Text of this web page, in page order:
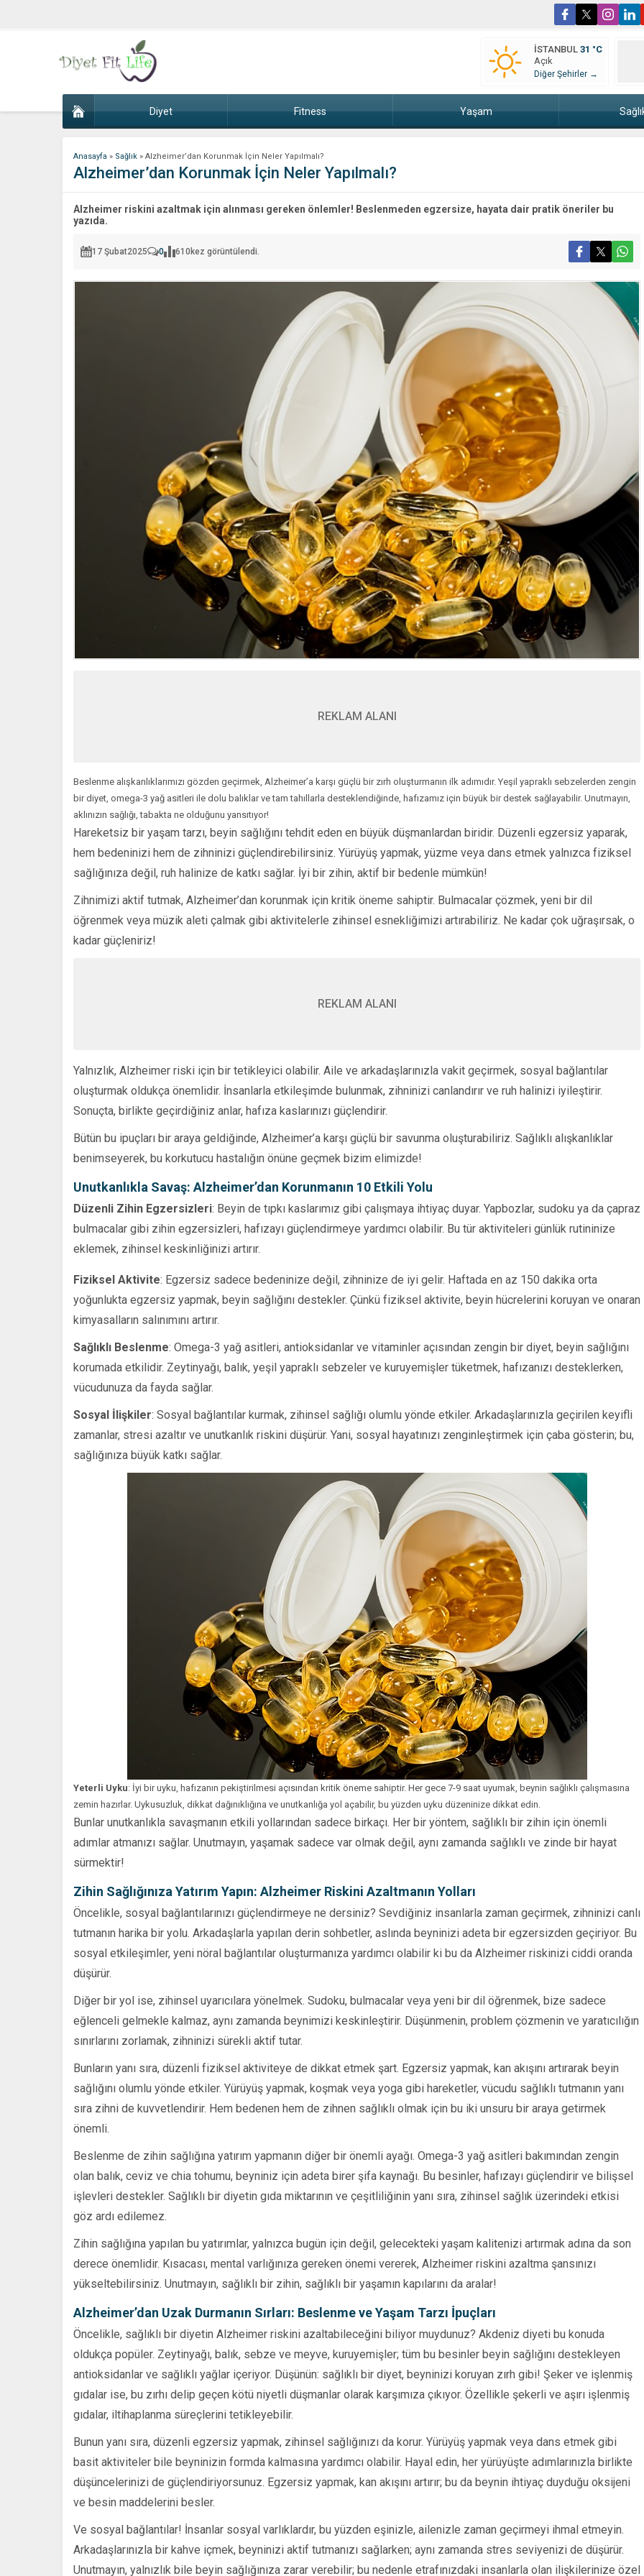
İSTANBUL 31 °C
Açık
Diğer Şehirler →
Diyet Fitness Yaşam
Anasayfa » Sağlık » Alzheimer’dan Korunmak İçin Neler Yapılmalı?
Alzheimer’dan Korunmak İçin Neler Yapılmalı?
Alzheimer riskini azaltmak için alınması gereken önlemler! Beslenmeden egzersize, hayata dair pratik öneriler bu
yazıda.
17 Şubat2025 0 610 kez görüntülendi.
REKLAM ALANI
Beslenme alışkanlıklarımızı gözden geçirmek, Alzheimer’a karşı güçlü bir zırh oluşturmanın ilk adımıdır. Yeşil yapraklı sebzelerden zengin
bir diyet, omega-3 yağ asitleri ile dolu balıklar ve tam tahıllarla desteklendiğinde, hafızamız için büyük bir destek sağlayabilir. Unutmayın,
aklınızın sağlığı, tabakta ne olduğunu yansıtıyor!
Hareketsiz bir yaşam tarzı, beyin sağlığını tehdit eden en büyük düşmanlardan biridir. Düzenli egzersiz yaparak,
hem bedeninizi hem de zihninizi güçlendirebilirsiniz. Yürüyüş yapmak, yüzme veya dans etmek yalnızca fiziksel
sağlığınıza değil, ruh halinize de katkı sağlar. İyi bir zihin, aktif bir bedenle mümkün!
Zihnimizi aktif tutmak, Alzheimer’dan korunmak için kritik öneme sahiptir. Bulmacalar çözmek, yeni bir dil
öğrenmek veya müzik aleti çalmak gibi aktivitelerle zihinsel esnekliğimizi artırabiliriz. Ne kadar çok uğraşırsak, o
kadar güçleniriz!
REKLAM ALANI
Yalnızlık, Alzheimer riski için bir tetikleyici olabilir. Aile ve arkadaşlarınızla vakit geçirmek, sosyal bağlantılar
oluşturmak oldukça önemlidir. İnsanlarla etkileşimde bulunmak, zihninizi canlandırır ve ruh halinizi iyileştirir.
Sonuçta, birlikte geçirdiğiniz anlar, hafıza kaslarınızı güçlendirir.
Bütün bu ipuçları bir araya geldiğinde, Alzheimer’a karşı güçlü bir savunma oluşturabiliriz. Sağlıklı alışkanlıklar
benimseyerek, bu korkutucu hastalığın önüne geçmek bizim elimizde!
Unutkanlıkla Savaş: Alzheimer’dan Korunmanın 10 Etkili Yolu
Düzenli Zihin Egzersizleri: Beyin de tıpkı kaslarımız gibi çalışmaya ihtiyaç duyar. Yapbozlar, sudoku ya da çapraz
bulmacalar gibi zihin egzersizleri, hafızayı güçlendirmeye yardımcı olabilir. Bu tür aktiviteleri günlük rutininize
eklemek, zihinsel keskinliğinizi artırır.
Fiziksel Aktivite: Egzersiz sadece bedeninize değil, zihninize de iyi gelir. Haftada en az 150 dakika orta
yoğunlukta egzersiz yapmak, beyin sağlığını destekler. Çünkü fiziksel aktivite, beyin hücrelerini koruyan ve onaran
kimyasalların salınımını artırır.
Sağlıklı Beslenme: Omega-3 yağ asitleri, antioksidanlar ve vitaminler açısından zengin bir diyet, beyin sağlığını
korumada etkilidir. Zeytinyağı, balık, yeşil yapraklı sebzeler ve kuruyemişler tüketmek, hafızanızı desteklerken,
vücudunuza da fayda sağlar.
Sosyal İlişkiler: Sosyal bağlantılar kurmak, zihinsel sağlığı olumlu yönde etkiler. Arkadaşlarınızla geçirilen keyifli
zamanlar, stresi azaltır ve unutkanlık riskini düşürür. Yani, sosyal hayatınızı zenginleştirmek için çaba gösterin; bu,
sağlığınıza büyük katkı sağlar.
Yeterli Uyku: İyi bir uyku, hafızanın pekiştirilmesi açısından kritik öneme sahiptir. Her gece 7-9 saat uyumak, beynin sağlıklı çalışmasına
zemin hazırlar. Uykusuzluk, dikkat dağınıklığına ve unutkanlığa yol açabilir, bu yüzden uyku düzeninize dikkat edin.
Bunlar unutkanlıkla savaşmanın etkili yollarından sadece birkaçı. Her bir yöntem, sağlıklı bir zihin için önemli
adımlar atmanızı sağlar. Unutmayın, yaşamak sadece var olmak değil, aynı zamanda sağlıklı ve zinde bir hayat
sürmektir!
Zihin Sağlığınıza Yatırım Yapın: Alzheimer Riskini Azaltmanın Yolları
Öncelikle, sosyal bağlantılarınızı güçlendirmeye ne dersiniz? Sevdiğiniz insanlarla zaman geçirmek, zihninizi canlı
tutmanın harika bir yolu. Arkadaşlarla yapılan derin sohbetler, aslında beyninizi adeta bir egzersizden geçiriyor. Bu
sosyal etkileşimler, yeni nöral bağlantılar oluşturmanıza yardımcı olabilir ki bu da Alzheimer riskinizi ciddi oranda
düşürür.
Diğer bir yol ise, zihinsel uyarıcılara yönelmek. Sudoku, bulmacalar veya yeni bir dil öğrenmek, bize sadece
eğlenceli gelmekle kalmaz, aynı zamanda beynimizi keskinleştirir. Düşünmenin, problem çözmenin ve yaratıcılığın
sınırlarını zorlamak, zihninizi sürekli aktif tutar.
Bunların yanı sıra, düzenli fiziksel aktiviteye de dikkat etmek şart. Egzersiz yapmak, kan akışını artırarak beyin
sağlığını olumlu yönde etkiler. Yürüyüş yapmak, koşmak veya yoga gibi hareketler, vücudu sağlıklı tutmanın yanı
sıra zihni de kuvvetlendirir. Hem bedenen hem de zihnen sağlıklı olmak için bu iki unsuru bir araya getirmek
önemli.
Beslenme de zihin sağlığına yatırım yapmanın diğer bir önemli ayağı. Omega-3 yağ asitleri bakımından zengin
olan balık, ceviz ve chia tohumu, beyniniz için adeta birer şifa kaynağı. Bu besinler, hafızayı güçlendirir ve bilişsel
işlevleri destekler. Sağlıklı bir diyetin gıda miktarının ve çeşitliliğinin yanı sıra, zihinsel sağlık üzerindeki etkisi
göz ardı edilemez.
Zihin sağlığına yapılan bu yatırımlar, yalnızca bugün için değil, gelecekteki yaşam kalitenizi artırmak adına da son
derece önemlidir. Kısacası, mental varlığınıza gereken önemi vererek, Alzheimer riskini azaltma şansınızı
yükseltebilirsiniz. Unutmayın, sağlıklı bir zihin, sağlıklı bir yaşamın kapılarını da aralar!
Alzheimer’dan Uzak Durmanın Sırları: Beslenme ve Yaşam Tarzı İpuçları
Öncelikle, sağlıklı bir diyetin Alzheimer riskini azaltabileceğini biliyor muydunuz? Akdeniz diyeti bu konuda
oldukça popüler. Zeytinyağı, balık, sebze ve meyve, kuruyemişler; tüm bu besinler beyin sağlığını destekleyen
antioksidanlar ve sağlıklı yağlar içeriyor. Düşünün: sağlıklı bir diyet, beyninizi koruyan zırh gibi! Şeker ve işlenmiş
gıdalar ise, bu zırhı delip geçen kötü niyetli düşmanlar olarak karşımıza çıkıyor. Özellikle şekerli ve aşırı işlenmiş
gıdalar, iltihaplanma süreçlerini tetikleyebilir.
Bunun yanı sıra, düzenli egzersiz yapmak, zihinsel sağlığınızı da korur. Yürüyüş yapmak veya dans etmek gibi
basit aktiviteler bile beyninizin formda kalmasına yardımcı olabilir. Hayal edin, her yürüyüşte adımlarınızla birlikte
düşüncelerinizi de güçlendiriyorsunuz. Egzersiz yapmak, kan akışını artırır; bu da beynin ihtiyaç duyduğu oksijeni
ve besin maddelerini besler.
Ve sosyal bağlantılar! İnsanlar sosyal varlıklardır, bu yüzden eşinizle, ailenizle zaman geçirmeyi ihmal etmeyin.
Arkadaşlarınızla bir kahve içmek, beyninizi aktif tutmanızı sağlarken; aynı zamanda stres seviyenizi de düşürür.
Unutmayın, yalnızlık bile beyin sağlığınıza zarar verebilir; bu nedenle etrafınızdaki insanlarla olan ilişkilerinize özel